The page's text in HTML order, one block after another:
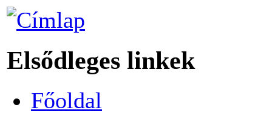
Elsődleges linkek
Főoldal